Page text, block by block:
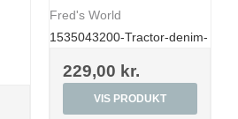
Fred's World
1535043200-Tractor-denim-
229,00 kr.
VIS PRODUKT